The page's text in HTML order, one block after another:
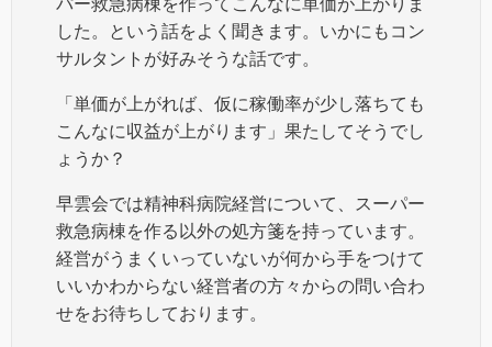
した。という話をよく聞きます。いかにもコン
サルタントが好みそうな話です。
「単価が上がれば、仮に稼働率が少し落ちても
こんなに収益が上がります」果たしてそうでし
ょうか？
早雲会では精神科病院経営について、スーパー
救急病棟を作る以外の処方箋を持っています。
経営がうまくいっていないが何から手をつけて
いいかわからない経営者の方々からの問い合わ
せをお待ちしております。